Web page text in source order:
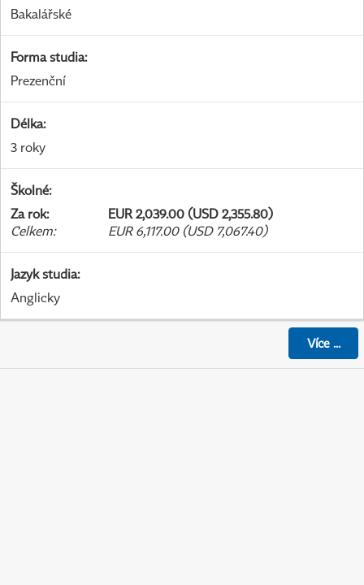
Bakalářské
Forma studia:
Prezenční
Délka:
3 roky
Školné:
Za rok:
EUR 2,039.00 (USD 2,355.80)
Celkem: EUR 6,117.00 (USD 7,067.40)
Jazyk studia:
Anglicky
Více...